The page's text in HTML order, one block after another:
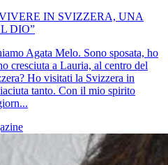
IN SVIZZERA, UNA
DIO”
Agata Melo. Sono sposata, ho
cresciuta a Lauria, al centro del
Ho visitati la Svizzera in
tanto. Con il mio spirito